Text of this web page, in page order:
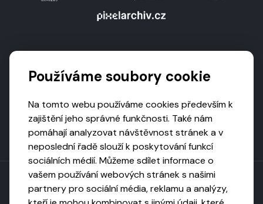
Používáme soubory cookie
Na tomto webu používáme cookies především k
zajištění jeho správné funkčnosti. Také nám
pomáhají analyzovat návštěvnost stránek a v
neposlední řadě slouží k poskytování funkcí
sociálních médií. Můžeme sdílet informace o
vašem používání webových stránek s našimi
partnery pro sociální média, reklamu a analýzy,